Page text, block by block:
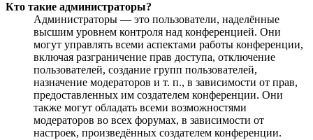
Кто такие администраторы?
Администраторы — это пользователи, наделённые
высшим уровнем контроля над конференцией. Они
могут управлять всеми аспектами работы конференции,
включая разграничение прав доступа, отключение
пользователей, создание групп пользователей,
назначение модераторов и т. п., в зависимости от прав,
предоставленных им создателем конференции. Они
также могут обладать всеми возможностями
модераторов во всех форумах, в зависимости от
настроек, произведённых создателем конференции.